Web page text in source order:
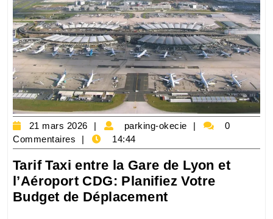
21 mars 2026
21
mars
2026
parking-okecie
parking-
0
Commentaires
14:44
Tarif Taxi entre la Gare de Lyon et
l’Aéroport CDG: Planifiez Votre
Budget de DéplacementTarif